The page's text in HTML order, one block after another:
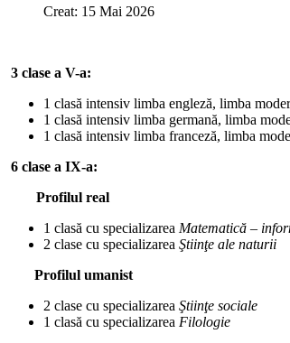
Creat: 15 Mai 2026
3 clase a V-a:
1 clasă intensiv limba engleză, limba
1 clasă intensiv limba germană, limba
1 clasă intensiv limba franceză, limba
6 clase a IX-a:
Profilul real
1 clasă cu specializarea Matematică –
2 clase cu specializarea Ştiinţe ale naturii
Profilul umanist
2 clase cu specializarea Ştiinţe sociale
1 clasă cu specializarea Filologie